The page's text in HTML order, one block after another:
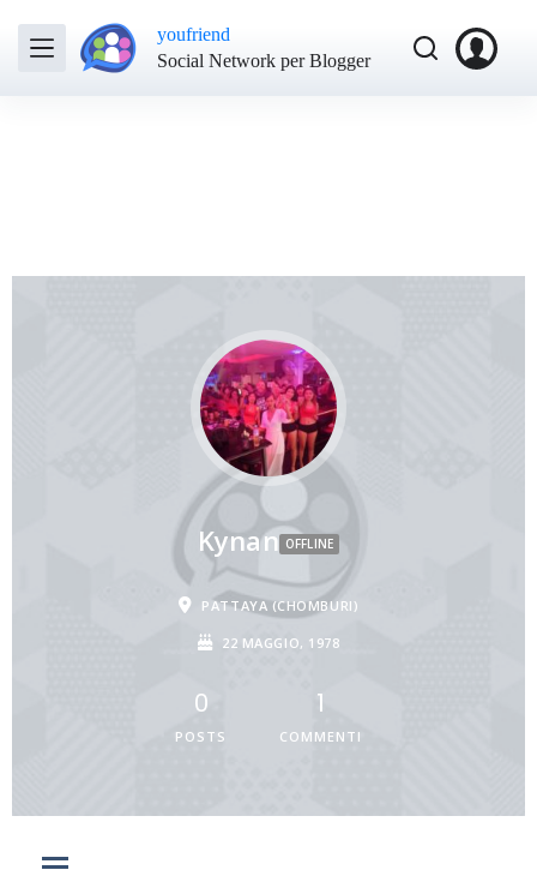
youfriend
Social Network per Blogger
Kynan OFFLINE
PATTAYA (CHOMBURI)
22 MAGGIO, 1978
0
POSTS
1
COMMENTI